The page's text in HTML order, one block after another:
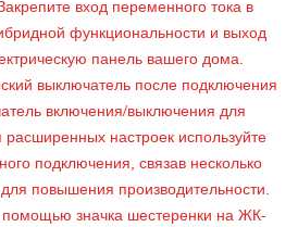
вход переменного тока в
функциональности и выход
панель вашего дома.
выключатель после подключения
включения/выключения для
настроек используйте
подключения, связав несколько
повышения производительности.
помощью значка шестеренки на ЖК-